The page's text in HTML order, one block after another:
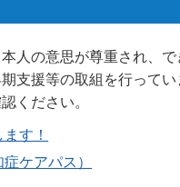
人の意思が尊重され、
支援等の取組を行ってい
ください。
す！
ケアパス）